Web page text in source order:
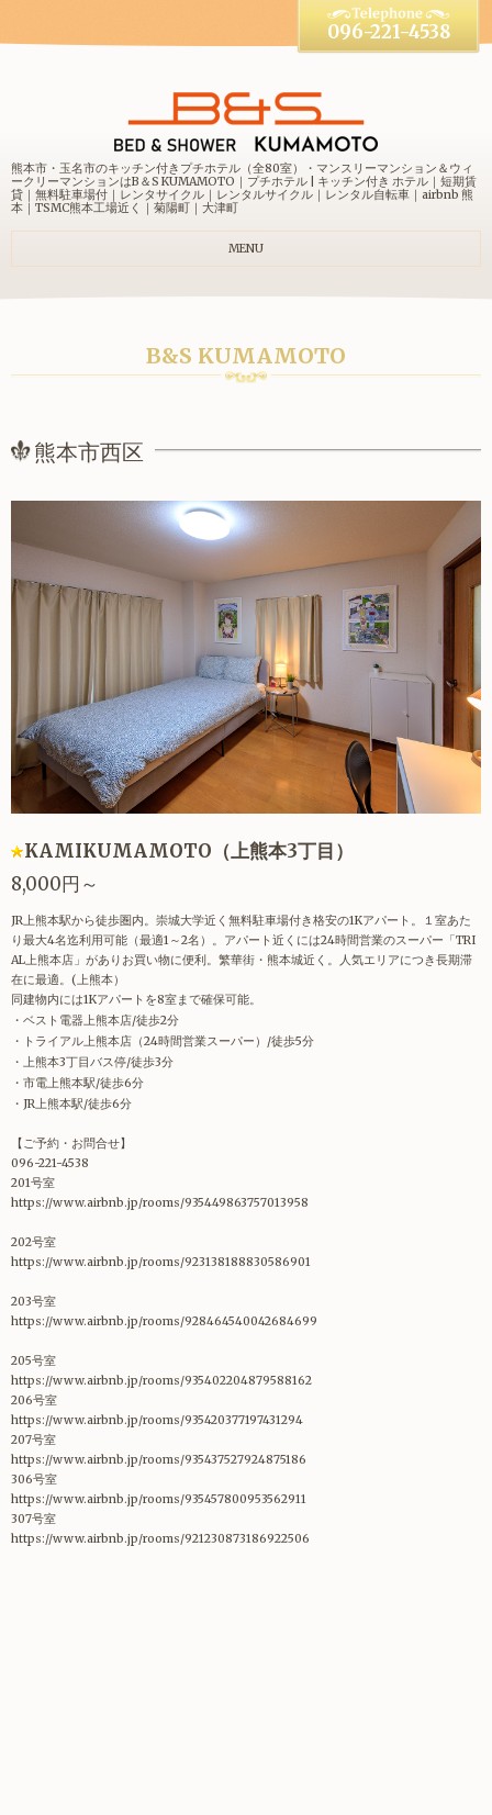
熊本市・玉名市のキッチン付きプチホテル（全80室）・マンスリーマンション＆ウィ
ークリーマンションはB＆S KUMAMOTO｜プチホテル | キッチン付き ホテル｜短期賃
貸｜無料駐車場付｜レンタサイクル｜レンタルサイクル｜レンタル自転車｜airbnb 熊
本｜TSMC熊本工場近く｜菊陽町｜大津町
096-221-4538
MENU
B&S KUMAMOTO
熊本市西区
KAMIKUMAMOTO（上熊本3丁目）
8,000円～
JR上熊本駅から徒歩圏内。崇城大学近く無料駐車場付き格安の1Kアパート。１室あた
り最大4名迄利用可能（最適1～2名）。アパート近くには24時間営業のスーパー「TRI
AL上熊本店」がありお買い物に便利。繁華街・熊本城近く。人気エリアにつき長期滞
在に最適。(上熊本）
同建物内には1Kアパートを8室まで確保可能。
・ベスト電器上熊本店/徒歩2分
・トライアル上熊本店（24時間営業スーパー）/徒歩5分
・上熊本3丁目バス停/徒歩3分
・市電上熊本駅/徒歩6分
・JR上熊本駅/徒歩6分
【ご予約・お問合せ】
096-221-4538
201号室
https://www.airbnb.jp/rooms/935449863757013958
202号室
https://www.airbnb.jp/rooms/923138188830586901
203号室
https://www.airbnb.jp/rooms/928464540042684699
205号室
https://www.airbnb.jp/rooms/935402204879588162
206号室
https://www.airbnb.jp/rooms/935420377197431294
207号室
https://www.airbnb.jp/rooms/935437527924875186
306号室
https://www.airbnb.jp/rooms/935457800953562911
307号室
https://www.airbnb.jp/rooms/921230873186922506